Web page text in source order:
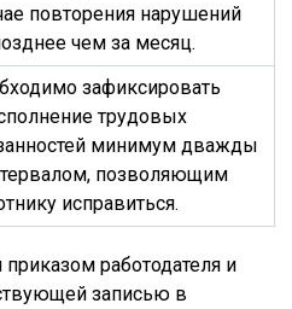
повторения нарушений
чем за месяц.
зафиксировать
трудовых
минимум дважды
позволяющим
исправиться.
работодателя и
записью в